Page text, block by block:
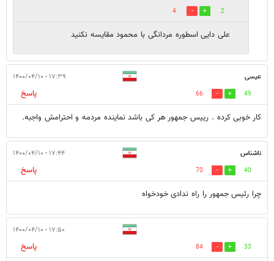
2
4
علی دایی اسطوره مردانگی با محمود مقایسه نکنید
عیسی ۱۷:۳۹ - ۱۴۰۰/۰۴/۱۰
49
66
پاسخ
کار خوبی کرده . رییس جمهور هر کی باشد نماینده مردمه و احترامش واجبه.
ناشناس ۱۷:۴۴ - ۱۴۰۰/۰۴/۱۰
40
70
پاسخ
چرا رئیس جمهور را راه ندادی خودخواه
۱۷:۵۰ - ۱۴۰۰/۰۴/۱۰
33
84
پاسخ